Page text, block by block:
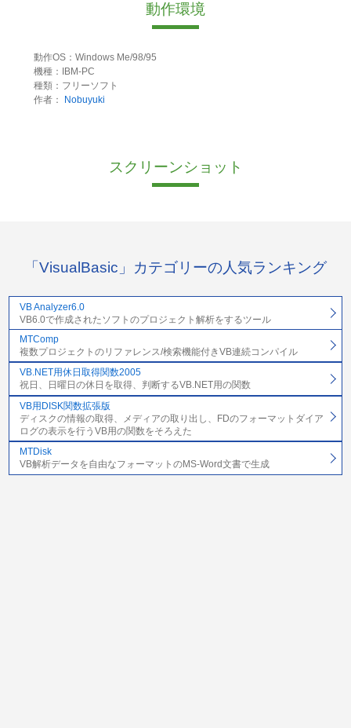
動作環境
動作OS：Windows Me/98/95
機種：IBM-PC
種類：フリーソフト
作者：
Nobuyuki
スクリーンショット
「VisualBasic」カテゴリーの人気ランキング
VB Analyzer6.0
VB6.0で作成されたソフトのプロジェクト解析をするツール
MTComp
複数プロジェクトのリファレンス/検索機能付きVB連続コンパイル
VB.NET用休日取得関数2005
祝日、日曜日の休日を取得、判断するVB.NET用の関数
VB用DISK関数拡張版
ディスクの情報の取得、メディアの取り出し、FDのフォーマットダイア
ログの表示を行うVB用の関数をそろえた
MTDisk
VB解析データを自由なフォーマットのMS-Word文書で生成